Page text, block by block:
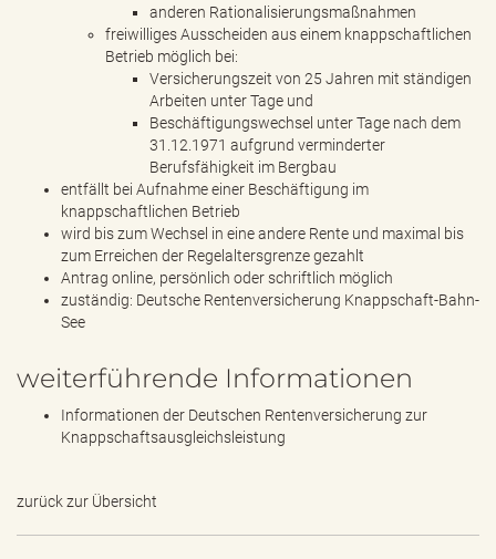
anderen Rationalisierungsmaßnahmen
freiwilliges Ausscheiden aus einem knappschaftlichen
Betrieb möglich bei:
Versicherungszeit von 25 Jahren mit ständigen
Arbeiten unter Tage und
Beschäftigungswechsel unter Tage nach dem
31.12.1971 aufgrund verminderter
Berufsfähigkeit im Bergbau
entfällt bei Aufnahme einer Beschäftigung im
knappschaftlichen Betrieb
wird bis zum Wechsel in eine andere Rente und maximal bis
zum Erreichen der Regelaltersgrenze gezahlt
Antrag online, persönlich oder schriftlich möglich
zuständig: Deutsche Rentenversicherung Knappschaft-Bahn-
See
weiterführende Informationen
Informationen der Deutschen Rentenversicherung zur
Knappschaftsausgleichsleistung
zurück zur Übersicht